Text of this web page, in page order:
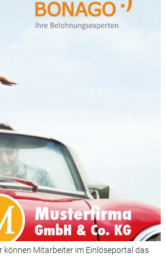
können Mitarbeiter im Einlöseportal das